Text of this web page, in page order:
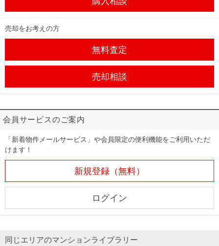
売却をお考えの方
無料査定
売却相談
会員サービスのご案内
「新着物件メールサービス」や会員限定の便利機能をご利用いただ
けます！
新規登録（無料）
ログイン
同じエリアのマンションライブラリー